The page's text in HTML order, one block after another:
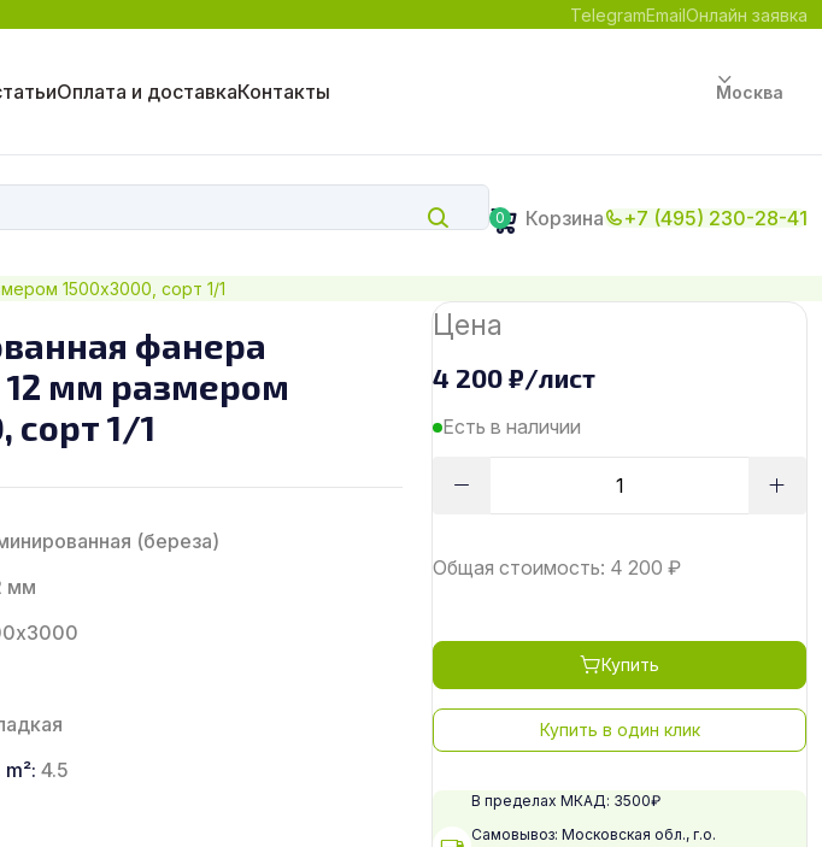
TelegramEmailОнлайн заявка
Оплата и доставкаКонтакты Москва
0 Корзина +7 (495) 230-28-41
1500х3000, сорт 1/1
фанера
мм размером
сорт 1/1
(береза)
мм
4.5
Цена
4 200 ₽/лист
Есть в наличии
Общая стоимость: 4 200 ₽
Купить
Купить в один клик
В пределах МКАД: 3500₽
Самовывоз: Московская обл., г.о.